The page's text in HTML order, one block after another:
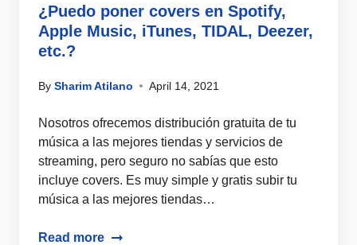
¿Puedo poner covers en Spotify,
Apple Music, iTunes, TIDAL, Deezer,
etc.?
By Sharim Atilano April 14, 2021
Nosotros ofrecemos distribución gratuita de tu
música a las mejores tiendas y servicios de
streaming, pero seguro no sabías que esto
incluye covers. Es muy simple y gratis subir tu
música a las mejores tiendas…
Read more